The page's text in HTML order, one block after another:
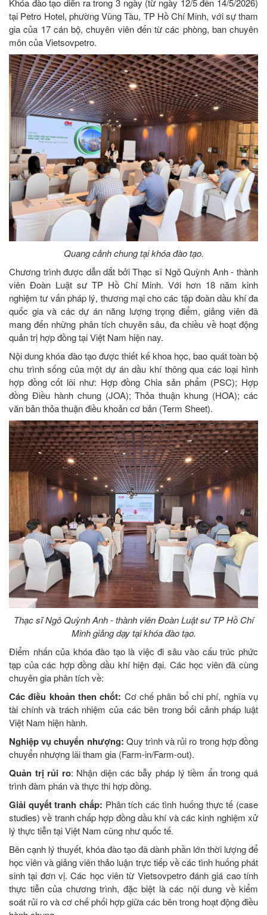
tại Petro Hotel, phường Vũng Tàu, TP Hồ Chí Minh, với sự tham
gia của 17 cán bộ, chuyên viên đến từ các phòng, ban chuyên
môn của Vietsovpetro.
Quang cảnh chung tại khóa đào tạo.
Chương trình được dẫn dắt bởi Thạc sĩ Ngô Quỳnh Anh - thành
viên Đoàn Luật sư TP Hồ Chí Minh. Với hơn 18 năm kinh
nghiệm tư vấn pháp lý, thương mại cho các tập đoàn dầu khí đa
quốc gia và các dự án năng lượng trọng điểm, giảng viên đã
mang đến những phân tích chuyên sâu, đa chiều về hoạt động
quản trị hợp đồng tại Việt Nam hiện nay.
Nội dung khóa đào tạo được thiết kế khoa học, bao quát toàn bộ
chu trình sống của một dự án dầu khí thông qua các loại hình
hợp đồng cốt lõi như: Hợp đồng Chia sản phẩm (PSC); Hợp
đồng Điều hành chung (JOA); Thỏa thuận khung (HOA); các
văn bản thỏa thuận điều khoản cơ bản (Term Sheet).
Thạc sĩ Ngô Quỳnh Anh - thành viên Đoàn Luật sư TP Hồ Chí
Minh giảng dạy tại khóa đào tạo.
Điểm nhấn của khóa đào tạo là việc đi sâu vào cấu trúc phức
tạp của các hợp đồng dầu khí hiện đại. Các học viên đã cùng
chuyên gia phân tích về:
Các điều khoản then chốt: Cơ chế phân bổ chi phí, nghĩa vụ
tài chính và trách nhiệm của các bên trong bối cảnh pháp luật
Việt Nam hiện hành.
Nghiệp vụ chuyển nhượng: Quy trình và rủi ro trong hợp đồng
chuyển nhượng lãi tham gia (Farm-in/Farm-out).
Quản trị rủi ro: Nhận diện các bẫy pháp lý tiềm ẩn trong quá
trình đàm phán và thực thi hợp đồng.
Giải quyết tranh chấp: Phân tích các tình huống thực tế (case
studies) về tranh chấp hợp đồng dầu khí và các kinh nghiệm xử
lý thực tiễn tại Việt Nam cũng như quốc tế.
Bên cạnh lý thuyết, khóa đào tạo đã dành phần lớn thời lượng để
học viên và giảng viên thảo luận trực tiếp về các tình huống phát
sinh tại đơn vị. Các học viên từ Vietsovpetro đánh giá cao tính
thực tiễn của chương trình, đặc biệt là các nội dung về kiểm
soát rủi ro và cơ chế phối hợp giữa các bên trong hoạt động điều